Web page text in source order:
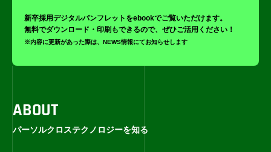
新卒採用デジタルパンフレットをebookでご覧いただけます。
無料でダウンロード・印刷もできるので、ぜひご活用ください！
※内容に更新があった際は、NEWS情報にてお知らせします
ABOUT
パーソルクロステクノロジーを知る